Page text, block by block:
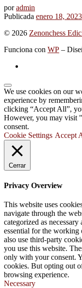
poradmin
Publicada enero 18, 2023
© 2026 Zenonchess
Funciona con WP –
We use cookies on our
experience by
clicking “Accept All”,
However, you may visit
consent.
Cookie Settings Accept
Cerrar
Privacy Overview
This website uses
navigate through the
categorized as
essential for the working
also use third-party
you use this website.
only with your consent.
cookies. But opting out
browsing experience.
Necessary